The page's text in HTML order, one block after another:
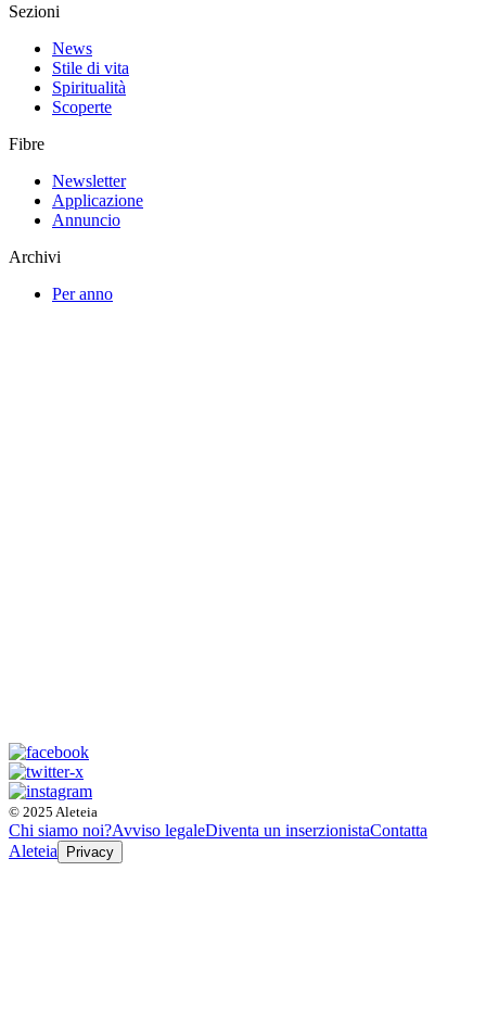
Sezioni
News
Stile di vita
Spiritualità
Scoperte
Fibre
Newsletter
Applicazione
Annuncio
Archivi
Per anno
© 2025 Aleteia
Chi siamo noi?Avviso legaleDiventa un inserzionistaContatta
Aleteia
Privacy